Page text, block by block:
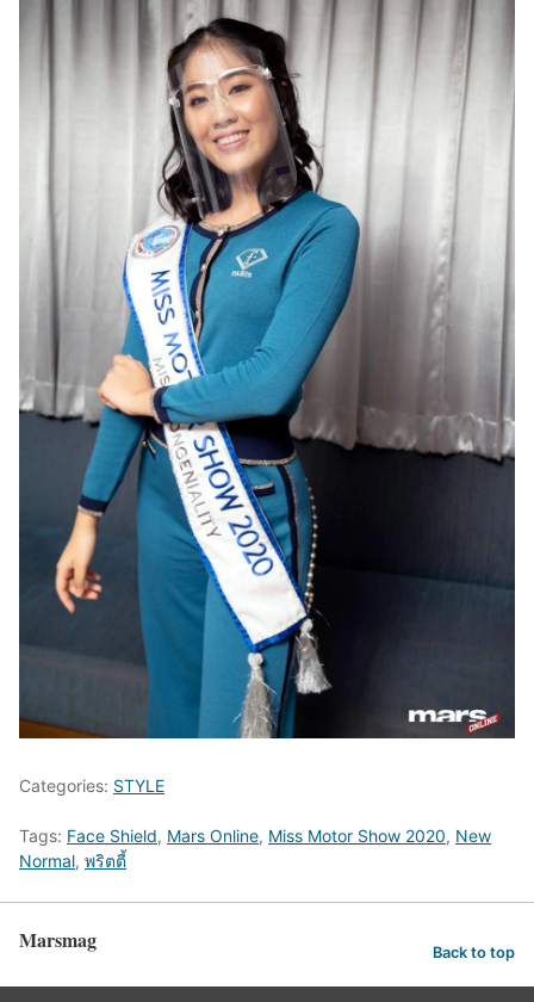
Categories: STYLE
Tags: Face Shield, Mars Online, Miss Motor Show 2020, New
Normal, พริตตี้
Marsmag Back to top